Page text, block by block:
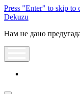
Press "Enter" to skip to
Dekuzu
Нам не дано